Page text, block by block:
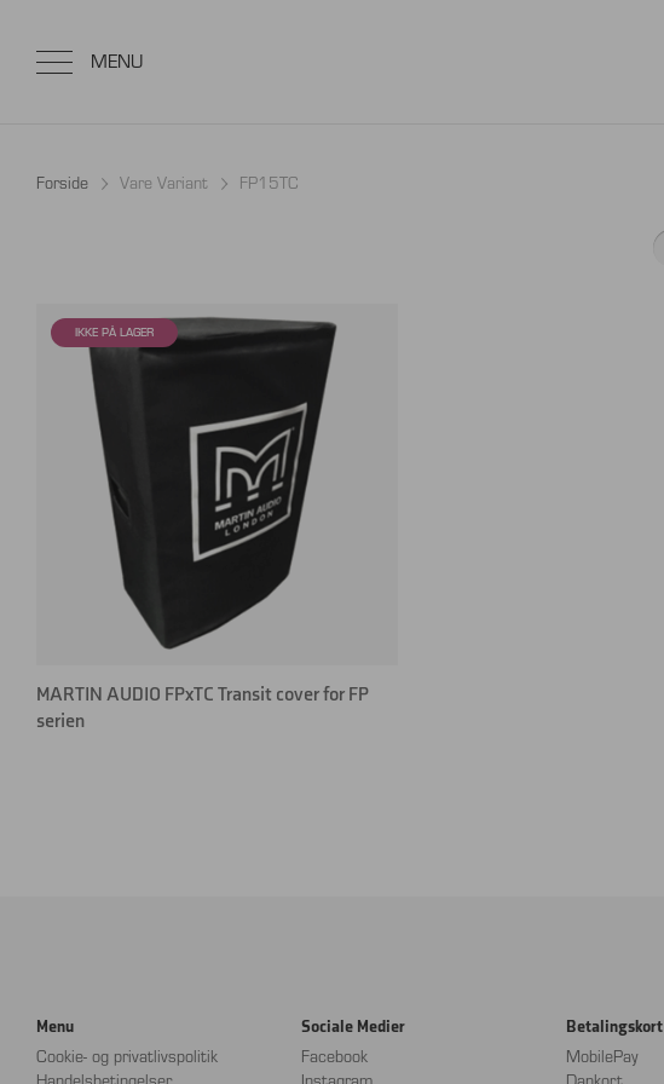
Forside Vare Variant FP15TC
MARTIN AUDIO FPxTC Transit cover for FP
serien
Menu
Cookie- og privatlivspolitik
Sociale Medier
Facebook
Betalingskort
MobilePay